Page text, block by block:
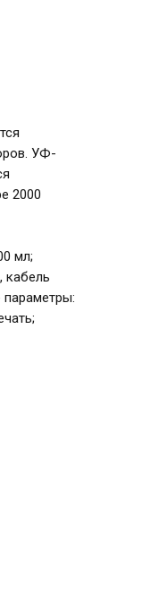
УФ-
2000
мл;
кабель
параметры: